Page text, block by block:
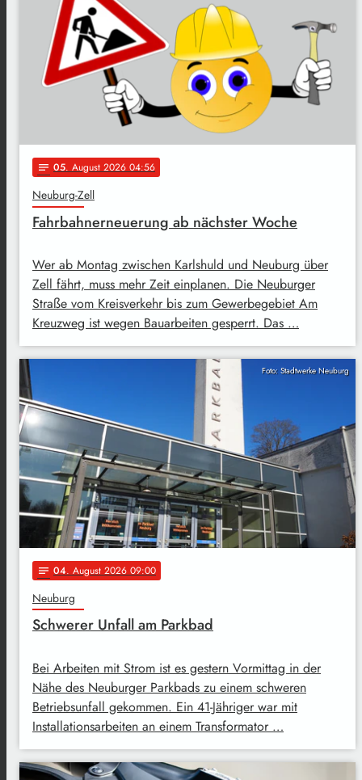
notes 05. August 2026 04:56
Neuburg-Zell
Fahrbahnerneuerung ab nächster Woche
Wer ab Montag zwischen Karlshuld und Neuburg über
Zell fährt, muss mehr Zeit einplanen. Die Neuburger
Straße vom Kreisverkehr bis zum Gewerbegebiet Am
Kreuzweg ist wegen Bauarbeiten gesperrt. Das …
Foto: Stadtwerke Neuburg
notes 04. August 2026 09:00
Neuburg
Schwerer Unfall am Parkbad
Bei Arbeiten mit Strom ist es gestern Vormittag in der
Nähe des Neuburger Parkbads zu einem schweren
Betriebsunfall gekommen. Ein 41-Jähriger war mit
Installationsarbeiten an einem Transformator …